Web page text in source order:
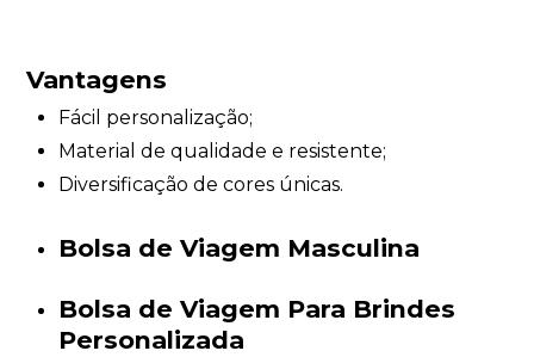
Vantagens
Fácil personalização;
Material de qualidade e resistente;
Diversificação de cores únicas.
Bolsa de Viagem Masculina
Bolsa de Viagem Para Brindes
Personalizada